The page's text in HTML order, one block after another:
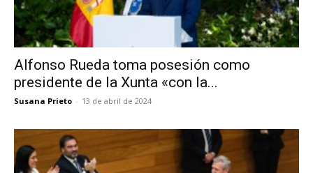
Alfonso Rueda toma posesión como
presidente de la Xunta «con la...
Susana Prieto - 13 de abril de 2024